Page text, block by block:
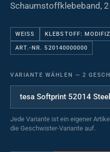
Schaumstoffklebeband,
WEISS KLEBSTOFF:
ART.-NR. 520140000000
VARIANTE WÄHLEN — 2
Jede Variante ist ein eigener
die Geschwister-Variante auf.